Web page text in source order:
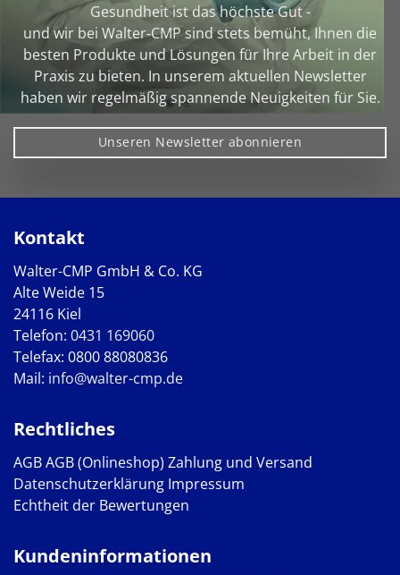
Gesundheit ist das höchste Gut -
und wir bei Walter‑CMP sind stets bemüht, Ihnen die
besten Produkte und Lösungen für Ihre Arbeit in der
Praxis zu bieten. In unserem aktuellen Newsletter
haben wir regelmäßig spannende Neuigkeiten für Sie.
Unseren Newsletter abonnieren
Kontakt
Walter-CMP GmbH & Co. KG
Alte Weide 15
24116 Kiel
Telefon: 0431 169060
Telefax: 0800 88080836
Mail: info@walter-cmp.de
Rechtliches
AGBAGB (Onlineshop) Zahlung und Versand
Datenschutzerklärung Impressum
Echtheit der Bewertungen
Kundeninformationen